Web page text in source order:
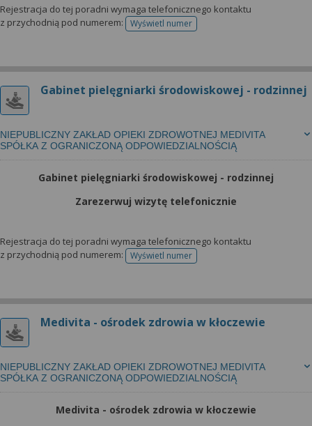
Rejestracja do tej poradni wymaga telefonicznego kontaktu
z przychodnią pod numerem:
Wyświetl numertelefonu do rejestracji
Gabinet pielęgniarki środowiskowej - rodzinnej
NIEPUBLICZNY ZAKŁAD OPIEKI ZDROWOTNEJ MEDIVITA
SPÓŁKA Z OGRANICZONĄ ODPOWIEDZIALNOŚCIĄ
Gabinet pielęgniarki środowiskowej - rodzinnej
Zarezerwuj wizytę telefonicznie
Rejestracja do tej poradni wymaga telefonicznego kontaktu
z przychodnią pod numerem:
Wyświetl numertelefonu do rejestracji
Medivita - ośrodek zdrowia w kłoczewie
NIEPUBLICZNY ZAKŁAD OPIEKI ZDROWOTNEJ MEDIVITA
SPÓŁKA Z OGRANICZONĄ ODPOWIEDZIALNOŚCIĄ
Medivita - ośrodek zdrowia w kłoczewie